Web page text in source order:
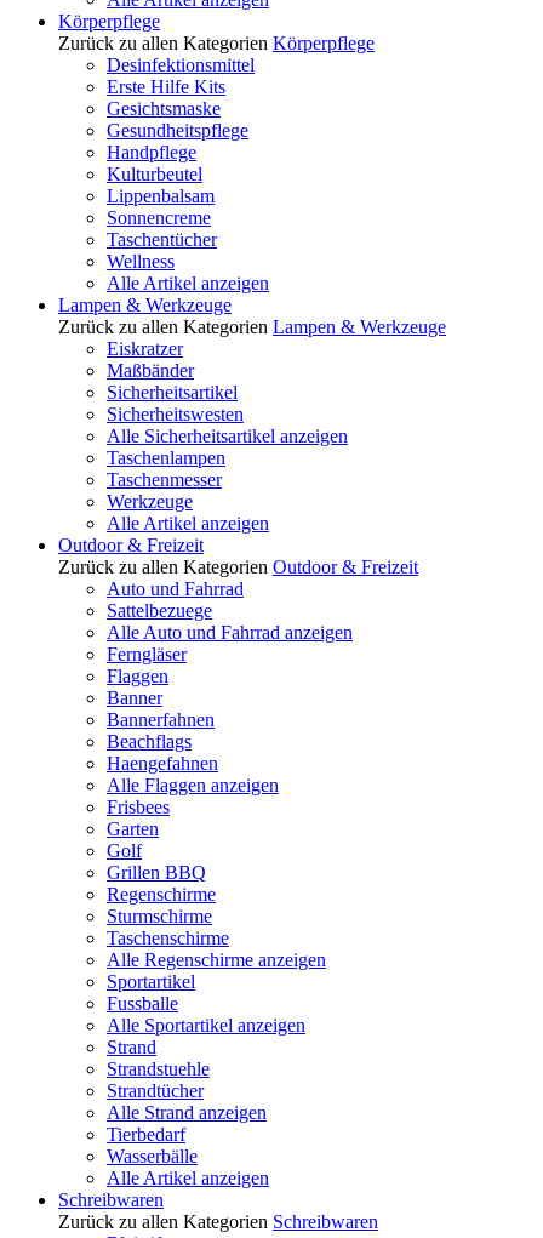
Körperpflege
Zurück zu allen Kategorien Körperpflege
Desinfektionsmittel
Erste Hilfe Kits
Gesichtsmaske
Gesundheitspflege
Handpflege
Kulturbeutel
Lippenbalsam
Sonnencreme
Taschentücher
Wellness
Alle Artikel anzeigen
Lampen & Werkzeuge
Zurück zu allen Kategorien Lampen & Werkzeuge
Eiskratzer
Maßbänder
Sicherheitsartikel
Sicherheitswesten
Alle Sicherheitsartikel anzeigen
Taschenlampen
Taschenmesser
Werkzeuge
Alle Artikel anzeigen
Outdoor & Freizeit
Zurück zu allen Kategorien Outdoor & Freizeit
Auto und Fahrrad
Sattelbezuege
Alle Auto und Fahrrad anzeigen
Ferngläser
Flaggen
Banner
Bannerfahnen
Beachflags
Haengefahnen
Alle Flaggen anzeigen
Frisbees
Garten
Golf
Grillen BBQ
Regenschirme
Sturmschirme
Taschenschirme
Alle Regenschirme anzeigen
Sportartikel
Fussballe
Alle Sportartikel anzeigen
Strand
Strandstuehle
Strandtücher
Alle Strand anzeigen
Tierbedarf
Wasserbälle
Alle Artikel anzeigen
Schreibwaren
Zurück zu allen Kategorien Schreibwaren